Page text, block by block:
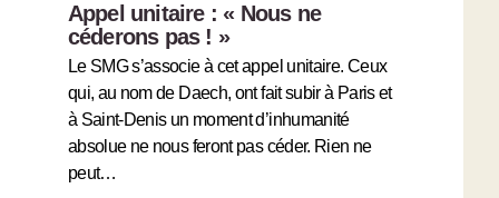
Appel unitaire : « Nous ne
céderons pas ! »
Le SMG s’associe à cet appel unitaire. Ceux
qui, au nom de Daech, ont fait subir à Paris et
à Saint-Denis un moment d’inhumanité
absolue ne nous feront pas céder. Rien ne
peut…